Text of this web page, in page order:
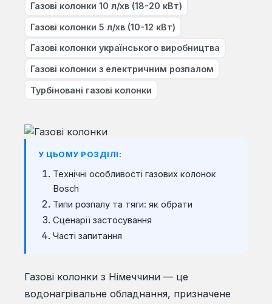
Газові колонки 10 л/хв (18-20 кВт)
Газові колонки 5 л/хв (10-12 кВт)
Газові колонки українського виробництва
Газові колонки з електричним розпалом
Турбіновані газові колонки
У ЦЬОМУ РОЗДІЛІ:
Технічні особливості газових колонок
Bosch
Типи розпалу та тяги: як обрати
Сценарії застосування
Часті запитання
Газові колонки з Німеччини — це
водонагрівальне обладнання, призначене